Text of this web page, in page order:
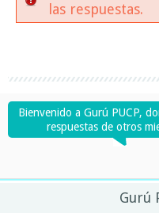
las respuestas.
Bienvenido a Gurú PUCP,
respuestas de otros
Gurú